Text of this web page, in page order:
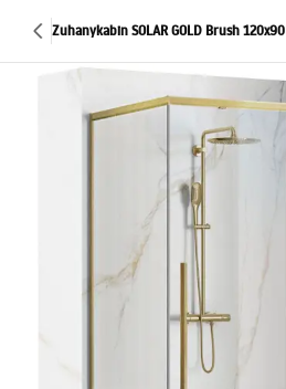
Zuhanykabin SOLAR GOLD Brush 120x90